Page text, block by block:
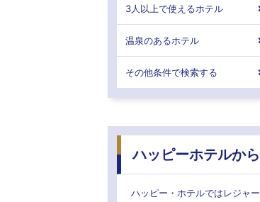
3人以上で使えるホテル
温泉のあるホテル
その他条件で検索する
ハッピーホテルから
ハッピー・ホテルではレジャー